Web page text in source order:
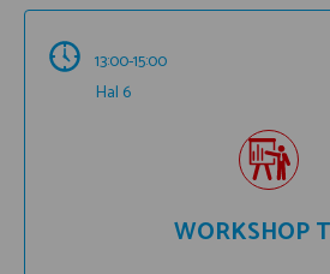
13:00-15:00
Hal 6
WORKSHOP